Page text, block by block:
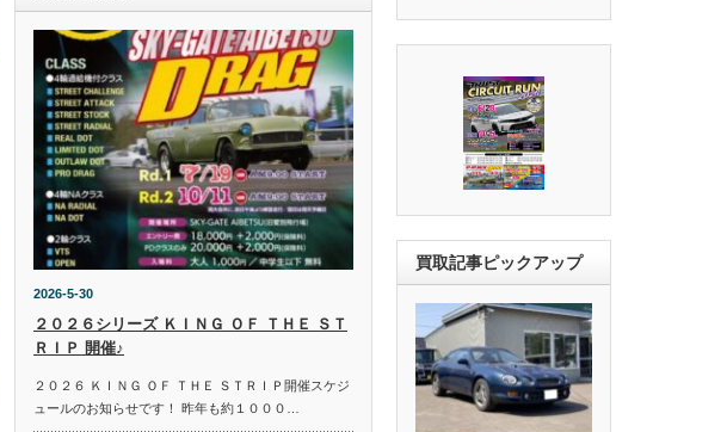
2026-5-30
２０２６シリーズ ＫＩＮＧ ＯＦ ＴＨＥ ＳＴ
ＲＩＰ 開催♪
２０２６ ＫＩＮＧ ＯＦ ＴＨＥ ＳＴＲＩＰ開催スケジ
ュールのお知らせです！ 昨年も約１０００…
買取記事ピックアップ